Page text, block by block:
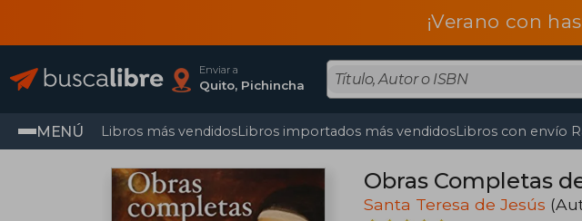
¡Verano con
Enviar a
Quito, Pichincha
MENÚ Libros más vendidosLibros importados más vendidosLibros con envío
Obras Completas
Santa Teresa de Jesús